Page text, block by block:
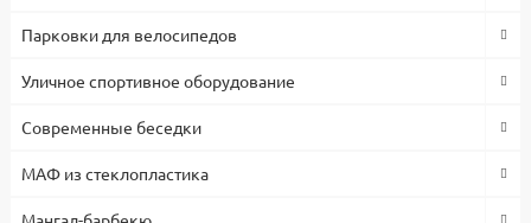
Парковки для велосипедов
Уличное спортивное оборудование
Современные беседки
МАФ из стеклопластика